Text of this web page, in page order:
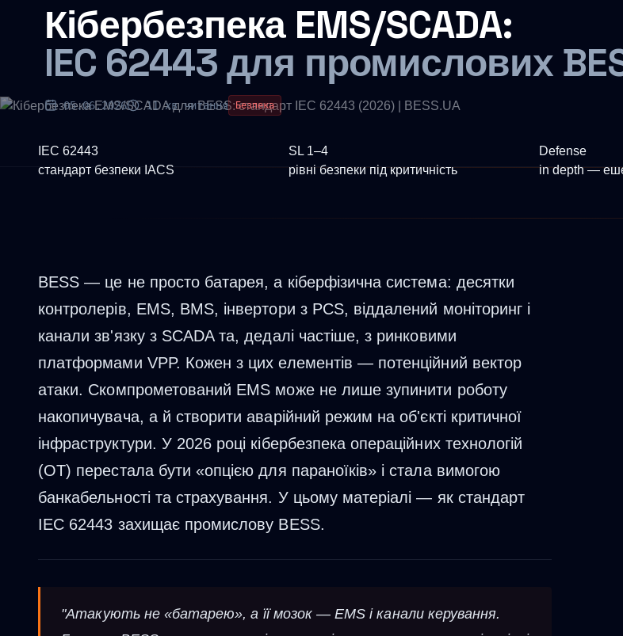
Кібербезпека EMS/SCADA:
IEC 62443 для промислових
05.06.2026 11 хв читання Безпека
IEC 62443
стандарт безпеки IACS
SL 1–4
рівні безпеки під критичність
Defense
in depth —
BESS — це не просто батарея, а кіберфізична система: десятки
контролерів, EMS, BMS, інвертори з PCS, віддалений моніторинг і
канали зв'язку з SCADA та, дедалі частіше, з ринковими
платформами VPP. Кожен з цих елементів — потенційний вектор
атаки. Скомпрометований EMS може не лише зупинити роботу
накопичувача, а й створити аварійний режим на об'єкті критичної
інфраструктури. У 2026 році кібербезпека операційних технологій
(OT) перестала бути «опцією для параноїків» і стала вимогою
банкабельності та страхування. У цьому матеріалі — як стандарт
IEC 62443 захищає промислову BESS.
"Атакують не «батарею», а її мозок — EMS і канали керування.